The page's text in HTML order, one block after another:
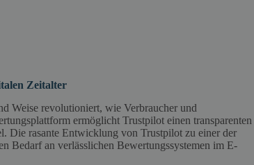
Zeitalter
Weise revolutioniert, wie Verbraucher und
ermöglicht Trustpilot einen transparenten
Die rasante Entwicklung von Trustpilot zu einer der
Bedarf an verlässlichen Bewertungssystemen im E-